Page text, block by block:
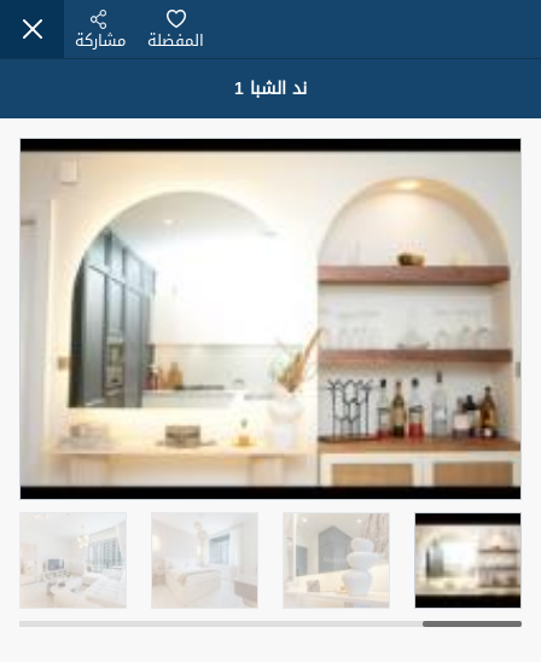
1.5 BHK 48 Parkside
شقةللبيع 1,350,000 درهم
4
سرير
1
حمام
المنطقة (متر
مربع)
75.43
المعروض
مفروش/ة جزئيا
حالة
جاهز
اسم الوسيط
MOHAMMED ARSHAD SAIYED
رقم الوسيط
أتصل الأن
5 أشهر +
ند الشبا 1
المفضلة مشاركة